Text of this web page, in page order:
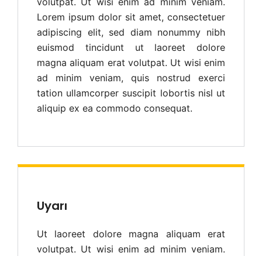
Lorem ipsum dolor sit amet, consectetuer
adipiscing elit, sed diam nonummy nibh
euismod tincidunt ut laoreet dolore
magna aliquam erat volutpat. Ut wisi enim
ad minim veniam, quis nostrud exerci
tation ullamcorper suscipit lobortis nisl ut
aliquip ex ea commodo consequat.
Uyarı
Ut laoreet dolore magna aliquam erat
volutpat. Ut wisi enim ad minim veniam.